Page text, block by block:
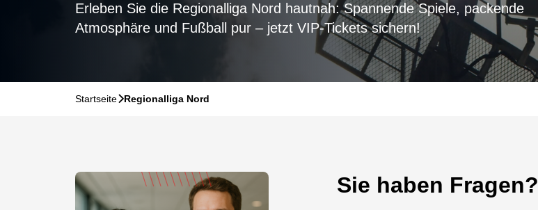
Erleben Sie die Regionalliga Nord hautnah: Spannende Spiele, packende
Atmosphäre und Fußball pur – jetzt VIP-Tickets sichern!
Startseite􀆊Regionalliga Nord
Sie haben Fragen?